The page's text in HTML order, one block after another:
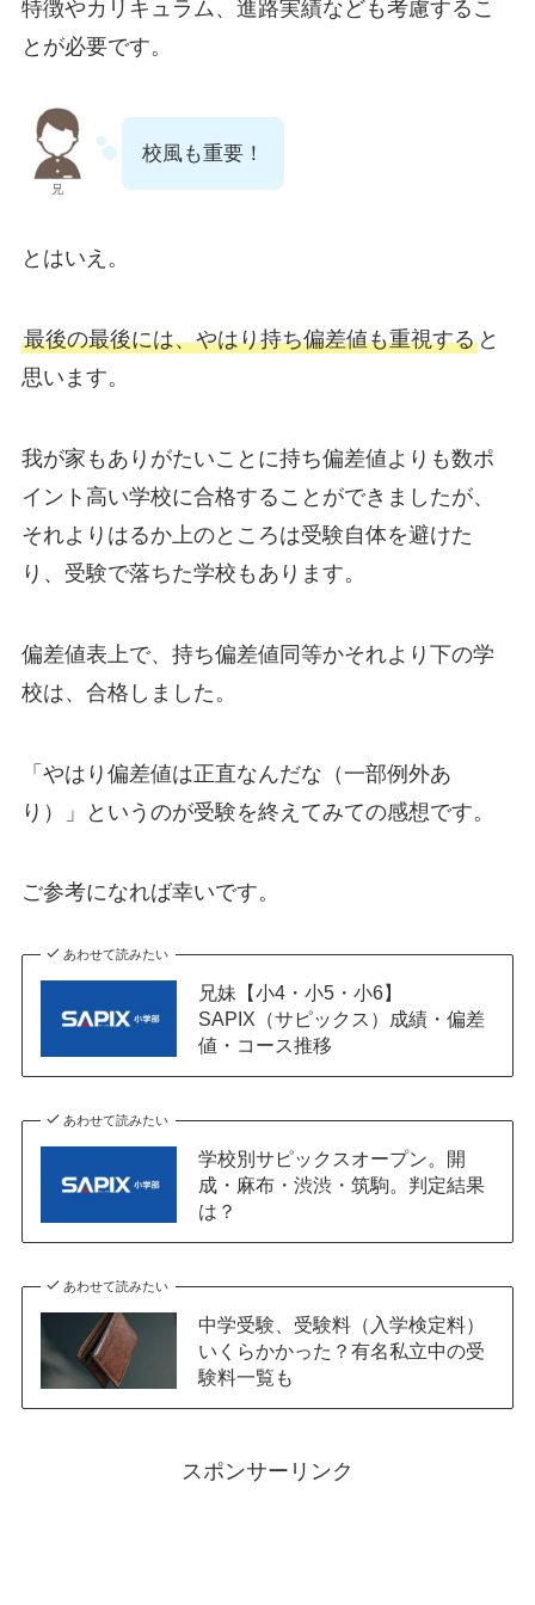
特徴やカリキュラム、進路実績なども考慮するこ
とが必要です。
兄
校風も重要！
とはいえ。
最後の最後には、やはり持ち偏差値も重視すると
思います。
我が家もありがたいことに持ち偏差値よりも数ポ
イント高い学校に合格することができましたが、
それよりはるか上のところは受験自体を避けた
り、受験で落ちた学校もあります。
偏差値表上で、持ち偏差値同等かそれより下の学
校は、合格しました。
「やはり偏差値は正直なんだな（一部例外あ
り）」というのが受験を終えてみての感想です。
ご参考になれば幸いです。
あわせて読みたい
兄妹【小4・小5・小6】
SAPIX（サピックス）成績・偏差
値・コース推移
あわせて読みたい
学校別サピックスオープン。開
成・麻布・渋渋・筑駒。判定結果
は？
あわせて読みたい
中学受験、受験料（入学検定料）
いくらかかった？有名私立中の受
験料一覧も
スポンサーリンク